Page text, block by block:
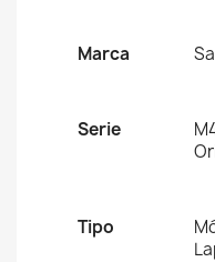
Marca
Serie
Tipo